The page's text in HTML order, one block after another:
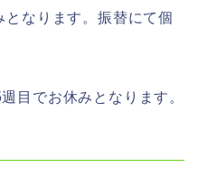
なります。振替にて個
目でお休みとなります。